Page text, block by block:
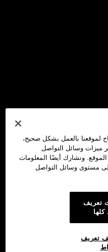
لموقعنا بالعمل بشكل صحيح،
ميزات وسائل التواصل
ونشارك أيضًا المعلومات
مستوى وسائل التواصل
تعريف
كلها
تعريف